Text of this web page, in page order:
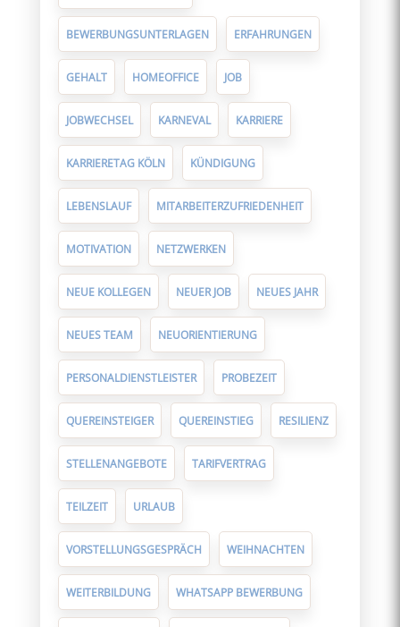
BEWERBUNGSUNTERLAGEN ERFAHRUNGEN
GEHALT HOMEOFFICE JOB
JOBWECHSEL KARNEVAL KARRIERE
KARRIERETAG KÖLN KÜNDIGUNG
LEBENSLAUF MITARBEITERZUFRIEDENHEIT
MOTIVATION NETZWERKEN
NEUE KOLLEGEN NEUER JOB NEUES JAHR
NEUES TEAM NEUORIENTIERUNG
PERSONALDIENSTLEISTER PROBEZEIT
QUEREINSTEIGER QUEREINSTIEG RESILIENZ
STELLENANGEBOTE TARIFVERTRAG
TEILZEIT URLAUB
VORSTELLUNGSGESPRÄCH WEIHNACHTEN
WEITERBILDUNG WHATSAPP BEWERBUNG